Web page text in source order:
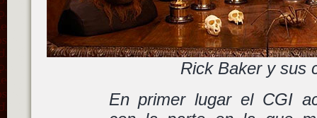
Rick Baker y sus
En primer lugar el CGI